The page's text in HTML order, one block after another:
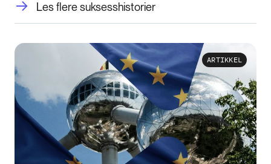
Les flere suksesshistorier
ARTIKKEL